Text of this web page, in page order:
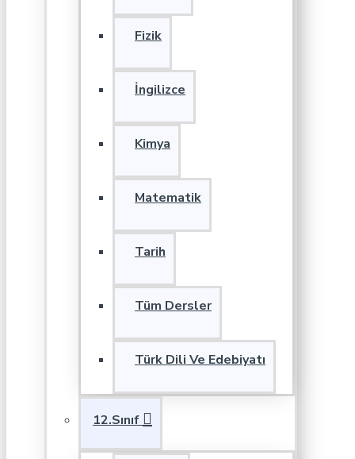
Fizik
İngilizce
Kimya
Matematik
Tarih
Tüm Dersler
Türk Dili Ve Edebiyatı
12.Sınıf